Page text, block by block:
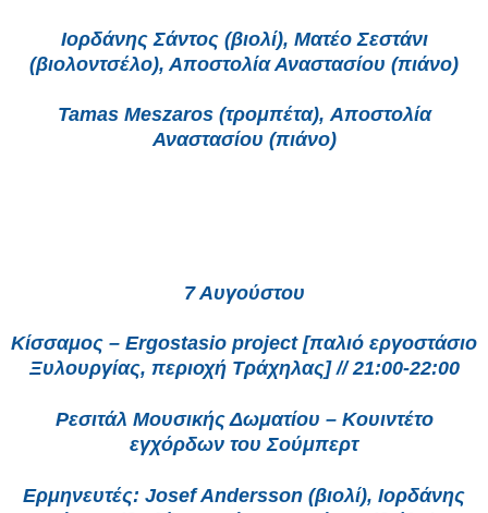
Ιορδάνης Σάντος (βιολί), Ματέο Σεστάνι
(βιολοντσέλο), Αποστολία Αναστασίου (πιάνο)
Tamas Meszaros (τρομπέτα), Αποστολία
Αναστασίου (πιάνο)
7 Αυγούστου
Κίσσαμος – Ergostasio project [παλιό εργοστάσιο
Ξυλουργίας, περιοχή Τράχηλας] // 21:00-22:00
Ρεσιτάλ Μουσικής Δωματίου – Κουιντέτο
εγχόρδων του Σούμπερτ
Ερμηνευτές: Josef Andersson (βιολί), Ιορδάνης